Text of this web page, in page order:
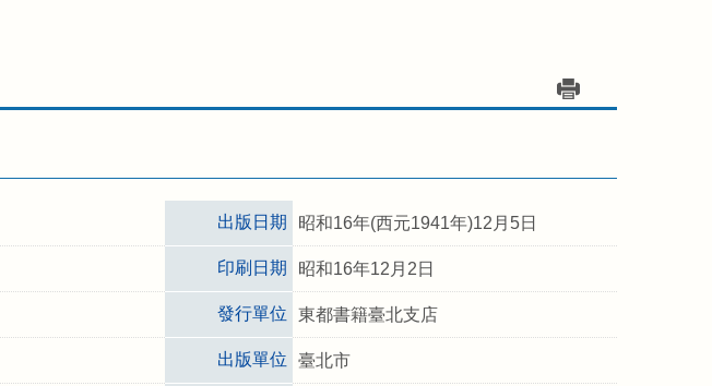
出版日期 昭和16年(西元1941年)12月5日
印刷日期 昭和16年12月2日
發行單位 東都書籍臺北支店
出版單位 臺北市